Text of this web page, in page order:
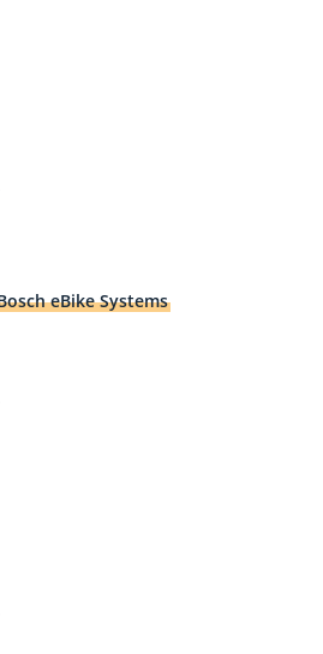
eBike Systems